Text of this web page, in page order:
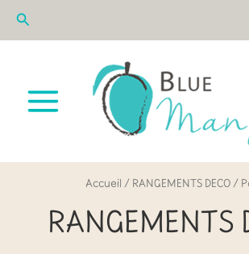
AllerRechercher
Accueil / RANGEMENTS DECO/
RANGEMENTS